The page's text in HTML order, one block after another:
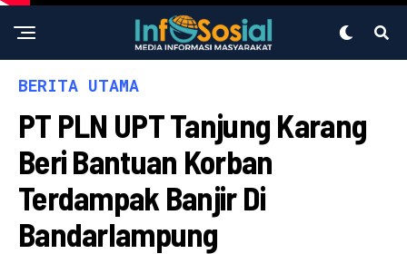
BERITA UTAMA
PT PLN UPT Tanjung Karang
Beri Bantuan Korban
Terdampak Banjir Di
Bandarlampung